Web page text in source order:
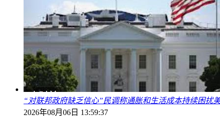
“对联邦政府缺乏信心”民调称通胀和生活成本持续困扰
2026年08月06日 13:59:37